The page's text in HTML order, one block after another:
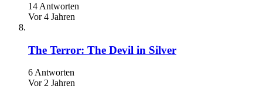
14 Antworten
Vor 4 Jahren
The Terror: The Devil in Silver
6 Antworten
Vor 2 Jahren